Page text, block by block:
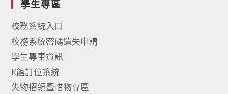
學生專區
校務系統入口
校務系統密碼遺失申請
學生專車資訊
K館訂位系統
失物招領暨惜物專區